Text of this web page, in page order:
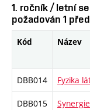
1. ročník / letní
požadován 1
Kód Název
DBB014 Fyzika
DBB015
Synergie